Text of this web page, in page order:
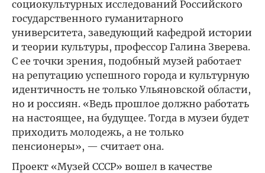
социокультурных исследований Российского
государственного гуманитарного
университета, заведующий кафедрой истории
и теории культуры, профессор Галина Зверева.
С ее точки зрения, подобный музей работает
на репутацию успешного города и культурную
идентичность не только Ульяновской области,
но и россиян. «Ведь прошлое должно работать
на настоящее, на будущее. Тогда в музеи будет
приходить молодежь, а не только
пенсионеры», — считает она.
Проект «Музей СССР» вошел в качестве